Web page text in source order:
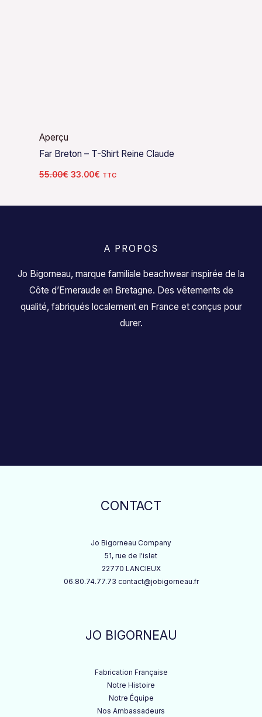
Aperçu
Far Breton – T-Shirt Reine Claude
55.00€ 33.00€ TTC
A PROPOS
Jo Bigorneau, marque familiale beachwear inspirée de la
Côte d’Emeraude en Bretagne. Des vêtements de
qualité, fabriqués localement en France et conçus pour
durer.
CONTACT
Jo Bigorneau Company
51, rue de l'islet
22770 LANCIEUX
06.80.74.77.73 contact@jobigorneau.fr
JO BIGORNEAU
Fabrication Française
Notre Histoire
Notre Équipe
Nos Ambassadeurs